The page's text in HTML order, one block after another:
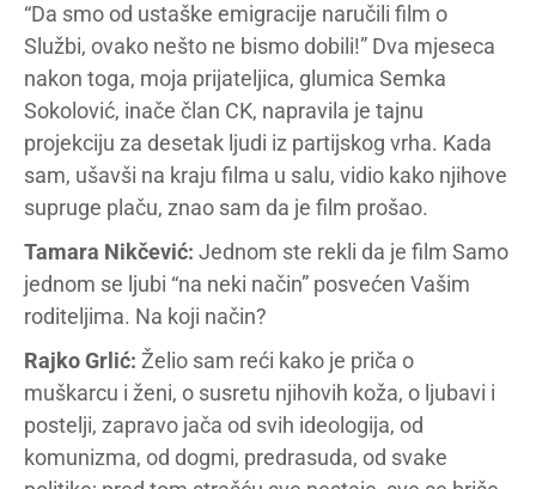
“Da smo od ustaške emigracije naručili film o
Službi, ovako nešto ne bismo dobili!” Dva mjeseca
nakon toga, moja prijateljica, glumica Semka
Sokolović, inače član CK, napravila je tajnu
projekciju za desetak ljudi iz partijskog vrha. Kada
sam, ušavši na kraju filma u salu, vidio kako njihove
supruge plaču, znao sam da je film prošao.
Tamara Nikčević: Jednom ste rekli da je film Samo
jednom se ljubi “na neki način” posvećen Vašim
roditeljima. Na koji način?
Rajko Grlić: Želio sam reći kako je priča o
muškarcu i ženi, o susretu njihovih koža, o ljubavi i
postelji, zapravo jača od svih ideologija, od
komunizma, od dogmi, predrasuda, od svake